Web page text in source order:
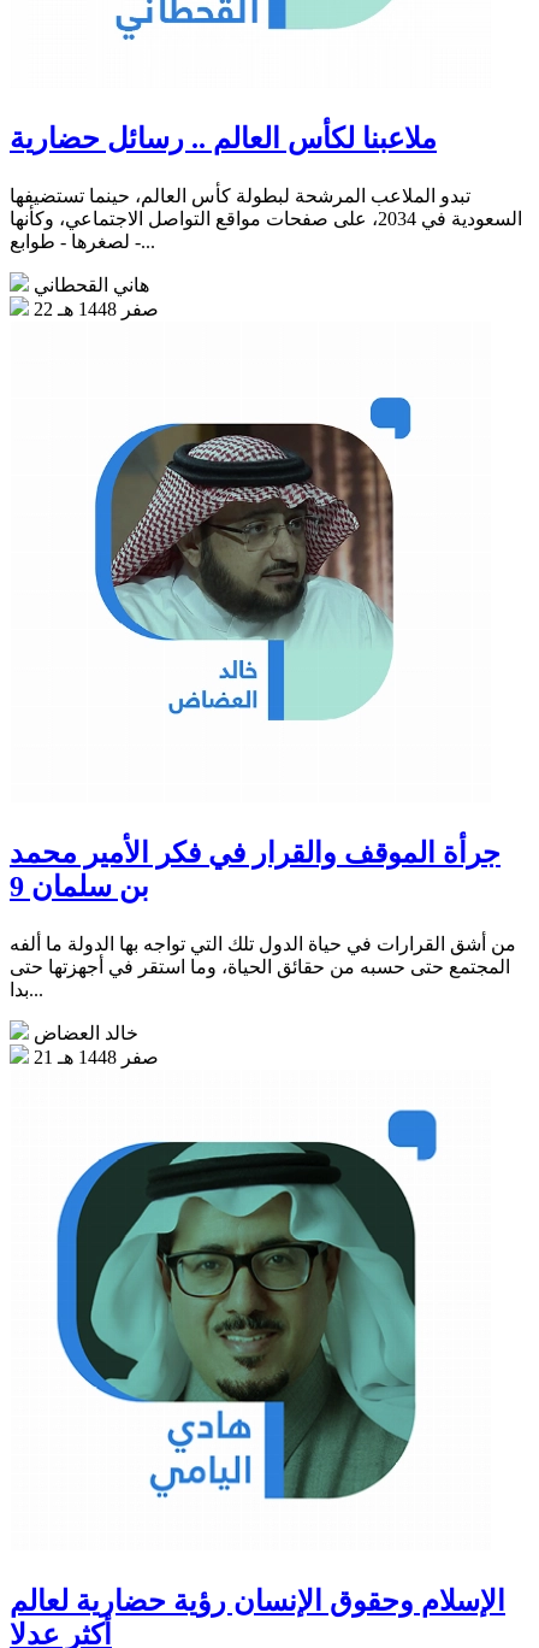
ملاعبنا لكأس العالم .. رسائل حضارية
تبدو الملاعب المرشحة لبطولة كأس العالم، حينما تستضيفها
السعودية في 2034، على صفحات مواقع التواصل الاجتماعي، وكأنها
- لصغرها - طوابع...
هاني القحطاني
22 صفر 1448 هـ
جرأة الموقف والقرار في فكر الأمير محمد
بن سلمان 9
من أشق القرارات في حياة الدول تلك التي تواجه بها الدولة ما ألفه
المجتمع حتى حسبه من حقائق الحياة، وما استقر في أجهزتها حتى
بدا...
خالد العضاض
21 صفر 1448 هـ
الإسلام وحقوق الإنسان رؤية حضارية لعالم
أكثر عدلا